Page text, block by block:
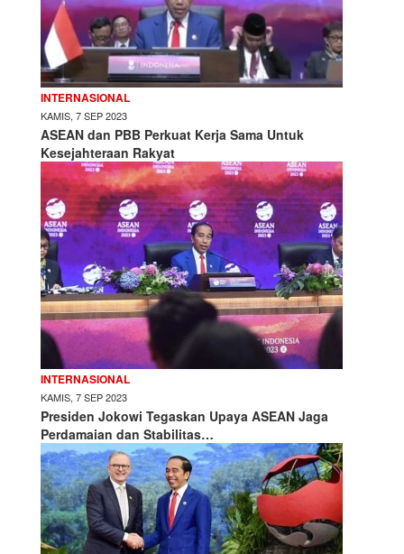
INTERNASIONAL
KAMIS, 7 SEP 2023
ASEAN dan PBB Perkuat Kerja Sama Untuk
Kesejahteraan Rakyat
INTERNASIONAL
KAMIS, 7 SEP 2023
Presiden Jokowi Tegaskan Upaya ASEAN Jaga
Perdamaian dan Stabilitas…